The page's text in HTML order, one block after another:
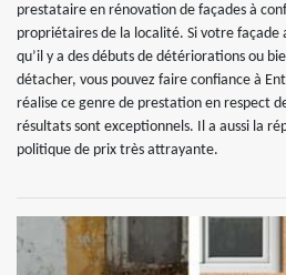
prestataire en rénovation de façades à
propriétaires de la localité. Si votre façade
qu’il y a des débuts de détériorations ou
détacher, vous pouvez faire confiance à
réalise ce genre de prestation en respect
résultats sont exceptionnels. Il a aussi la
politique de prix très attrayante.